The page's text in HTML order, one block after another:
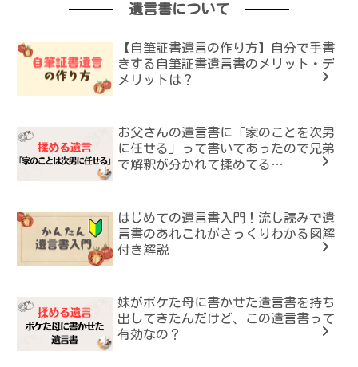
遺言書について
【自筆証書遺言の作り方】自分で手書
きする自筆証書遺言書のメリット・デ
メリットは？
お父さんの遺言書に「家のことを次男
に任せる」って書いてあったので兄弟
で解釈が分かれて揉めてる…
はじめての遺言書入門！流し読みで遺
言書のあれこれがさっくりわかる図解
付き解説
妹がボケた母に書かせた遺言書を持ち
出してきたんだけど、この遺言書って
有効なの？